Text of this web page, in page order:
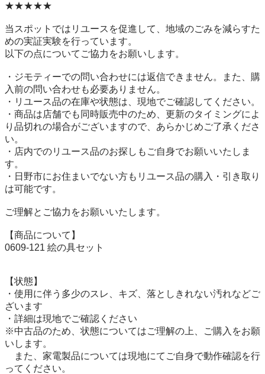
★★★★★
当スポットではリユースを促進して、地域のごみを減らすた
めの実証実験を行っています。
以下の点についてご協力をお願いします。
・ジモティーでの問い合わせには返信できません。また、購
入前の問い合わせも必要ありません。
・リユース品の在庫や状態は、現地でご確認してください。
・商品は店舗でも同時販売中のため、更新のタイミングによ
り品切れの場合がございますので、あらかじめご了承くださ
い。
・店内でのリユース品のお探しもご自身でお願いいたしま
す。
・日野市にお住まいでない方もリユース品の購入・引き取り
は可能です。
ご理解とご協力をお願いいたします。
【商品について】
0609-121 絵の具セット
【状態】
・使用に伴う多少のスレ、キズ、落としきれない汚れなどご
ざいます
・詳細は現地でご確認ください
※中古品のため、状態についてはご理解の上、ご購入をお願
いします。
また、家電製品については現地にてご自身で動作確認を行
ってください。